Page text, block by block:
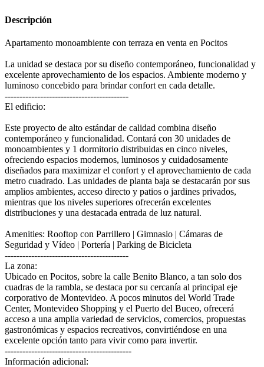
Descripción
Apartamento monoambiente con terraza en venta en Pocitos
La unidad se destaca por su diseño contemporáneo, funcionalidad y
excelente aprovechamiento de los espacios. Ambiente moderno y
luminoso concebido para brindar confort en cada detalle.
------------------------------------------
El edificio:
Este proyecto de alto estándar de calidad combina diseño
contemporáneo y funcionalidad. Contará con 30 unidades de
monoambientes y 1 dormitorio distribuidas en cinco niveles,
ofreciendo espacios modernos, luminosos y cuidadosamente
diseñados para maximizar el confort y el aprovechamiento de cada
metro cuadrado. Las unidades de planta baja se destacarán por sus
amplios ambientes, acceso directo y patios o jardines privados,
mientras que los niveles superiores ofrecerán excelentes
distribuciones y una destacada entrada de luz natural.
Amenities: Rooftop con Parrillero | Gimnasio | Cámaras de
Seguridad y Vídeo | Portería | Parking de Bicicleta
------------------------------------------
La zona:
Ubicado en Pocitos, sobre la calle Benito Blanco, a tan solo dos
cuadras de la rambla, se destaca por su cercanía al principal eje
corporativo de Montevideo. A pocos minutos del World Trade
Center, Montevideo Shopping y el Puerto del Buceo, ofrecerá
acceso a una amplia variedad de servicios, comercios, propuestas
gastronómicas y espacios recreativos, convirtiéndose en una
excelente opción tanto para vivir como para invertir.
-------------------------------------------
Información adicional: